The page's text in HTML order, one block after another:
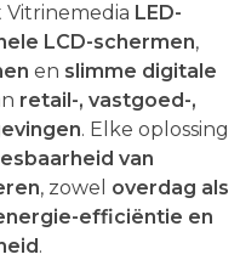
LED-
LCD-schermen,
en slimme digitale
retail-, vastgoed-,
. Elke oplossing
van
, zowel overdag als
efficiëntie en
.